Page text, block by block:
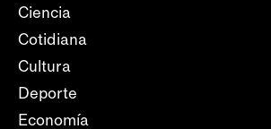
Ciencia
Cotidiana
Cultura
Deporte
Economía